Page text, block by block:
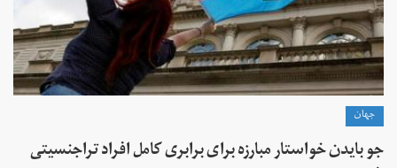
جهان
جو بایدن خواستار مبارزه برای برابری کامل افراد تراجنسیتی